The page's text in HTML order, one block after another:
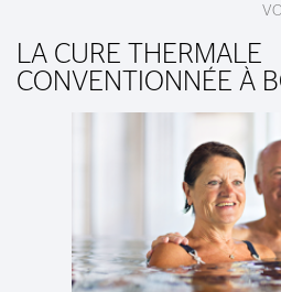
LA CURE THERMALE
CONVENTIONNÉE À